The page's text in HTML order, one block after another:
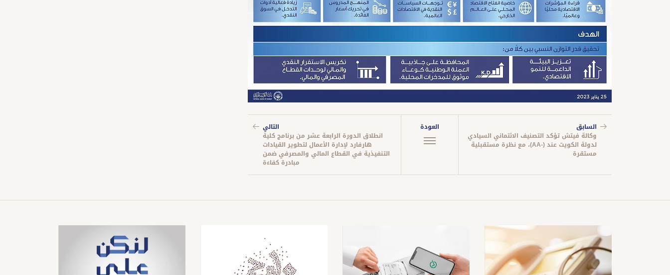
السابق
وكالة فيتش تؤكد التصنيف الائتماني السيادي
لدولة الكويت عند (-AA)، مع نظرة مستقبلية
مستقرة
العودة
التالي
انطلاق الدورة الرابعة عشر من برنامج كلية
هارفارد لإدارة الأعمال لتطوير القيادات
التنفيذية في القطاع المالي والمصرفي ضمن
مبادرة كفاءة